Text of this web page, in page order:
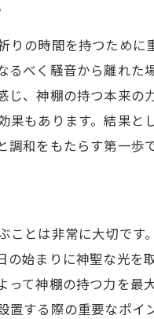
伝統的な木製デザイン
インテリアに溶け込む
現代風デザインの神棚
木製素材の温かみを活
神棚デザインで表現する
季節ごとのお供え物で
神様への感謝を表すお
お供え物を通じて家庭に
の時間を持つため
べく騒音から離れ
、神棚の持つ本来
もあります。結果
和をもたらす第一歩で
とは非常に大切で
始まりに神聖な光
て神棚の持つ力を
する際の重要なポイ